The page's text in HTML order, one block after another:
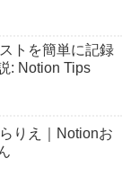
トを簡単に記録
: Notion Tips
りえ｜Notionお